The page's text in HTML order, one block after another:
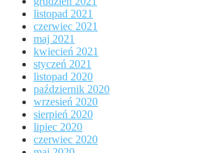
listopad 2021
czerwiec 2021
maj 2021
kwiecień 2021
styczeń 2021
listopad 2020
październik 2020
wrzesień 2020
sierpień 2020
lipiec 2020
czerwiec 2020